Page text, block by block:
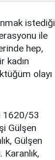
istediği
ile
hep,
kadın
olayı
1620/53
Gülşen
Gülşen